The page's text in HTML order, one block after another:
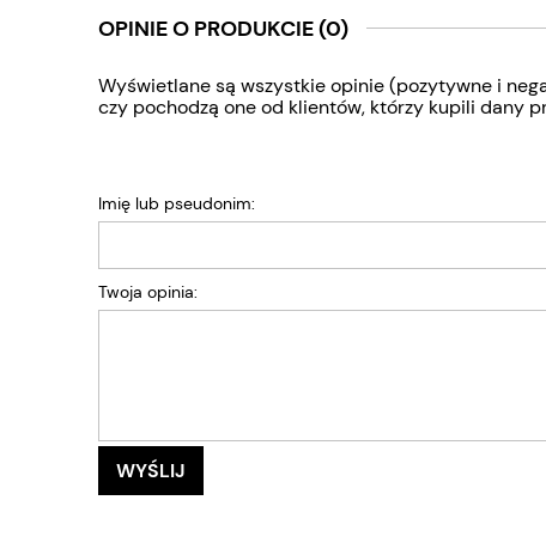
OPINIE O PRODUKCIE (0)
Wyświetlane są wszystkie opinie (pozytywne i
czy pochodzą one od klientów, którzy kupili dany
Imię lub pseudonim:
Twoja opinia:
WYŚLIJ